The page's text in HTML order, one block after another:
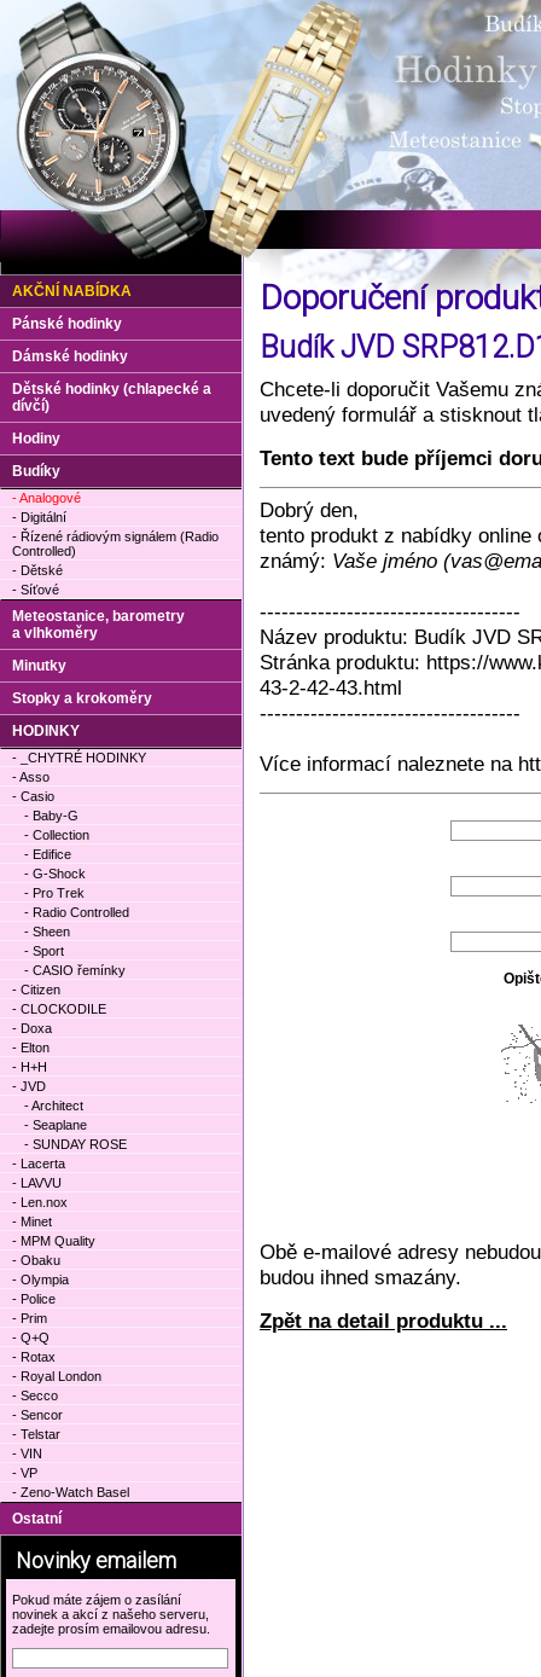
Doporučení
Budík JVD
Chcete-li doporučit Vašemu
uvedený formulář a stisknout
Tento text bude příjemci
Dobrý den,
tento produkt z nabídky online
známý: Vaše jméno
------------------------------------
Název produktu: Budík JVD
Stránka produktu: https://
43-2-42-43.html
------------------------------------
Více informací naleznete na
Obě e-mailové adresy
budou ihned smazány.
Zpět na detail produktu ...
AKČNÍ NABÍDKA
Pánské hodinky
Dámské hodinky
Dětské hodinky (chlapecké a
dívčí)
Hodiny
Budíky
- Analogové
- Digitální
- Řízené rádiovým signálem (Radio
Controlled)
- Dětské
- Síťové
Meteostanice, barometry
a vlhkoměry
Minutky
Stopky a krokoměry
HODINKY
- _CHYTRÉ HODINKY
- Asso
- Casio
- Baby-G
- Collection
- Edifice
- G-Shock
- Pro Trek
- Radio Controlled
- Sheen
- Sport
- CASIO řemínky
- Citizen
- CLOCKODILE
- Doxa
- Elton
- H+H
- JVD
- Architect
- Seaplane
- SUNDAY ROSE
- Lacerta
- LAVVU
- Len.nox
- Minet
- MPM Quality
- Obaku
- Olympia
- Police
- Prim
- Q+Q
- Rotax
- Royal London
- Secco
- Sencor
- Telstar
- VIN
- VP
- Zeno-Watch Basel
Ostatní
Novinky emailem
Pokud máte zájem o zasílání
novinek a akcí z našeho serveru,
zadejte prosím emailovou adresu.